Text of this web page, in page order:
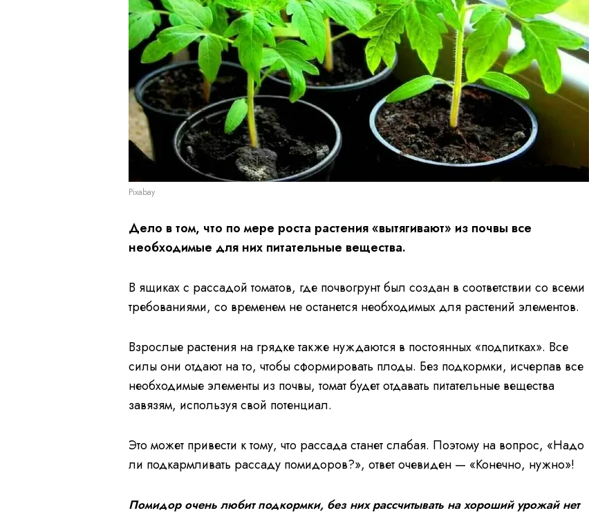
Pixabay
Дело в том, что по мере роста растения «вытягивают» из почвы все
необходимые для них питательные вещества.
В ящиках с рассадой томатов, где почвогрунт был создан в соответствии со всеми
требованиями, со временем не останется необходимых для растений элементов.
Взрослые растения на грядке также нуждаются в постоянных «подпитках». Все
силы они отдают на то, чтобы сформировать плоды. Без подкормки, исчерпав все
необходимые элементы из почвы, томат будет отдавать питательные вещества
завязям, используя свой потенциал.
Это может привести к тому, что рассада станет слабая. Поэтому на вопрос, «Надо
ли подкармливать рассаду помидоров?», ответ очевиден — «Конечно, нужно»!
Помидор очень любит подкормки, без них рассчитывать на хороший урожай нет